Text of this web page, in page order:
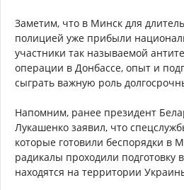
Заметим, что в Минск для
полицией уже прибыли
участники так называемой
операции в Донбассе, опыт и
сыграть важную роль
Напомним, ранее президент
Лукашенко заявил, что
которые готовили беспорядки в
радикалы проходили подготовку
находятся на территории